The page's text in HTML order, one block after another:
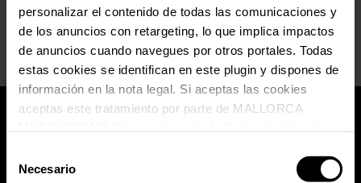
personalizar el contenido de todas las comunicaciones y
de los anuncios con retargeting, lo que implica impactos
de anuncios cuando navegues por otros portales. Todas
estas cookies se identifican en este plugin y dispones de
información en la nota legal. Si aceptas las cookies
aceptas este tratamiento por parte de MALLORCA
nuestra Política de Inteligencia Artificial.
Necesario